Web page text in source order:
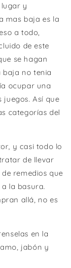
y
mas baja es la
a todo,
de este
se hagan
baja no tenia
ocupar una
Así que
categorías del
y casi todo lo
de llevar
remedios que
la basura.
allá, no es
en la
jabón y